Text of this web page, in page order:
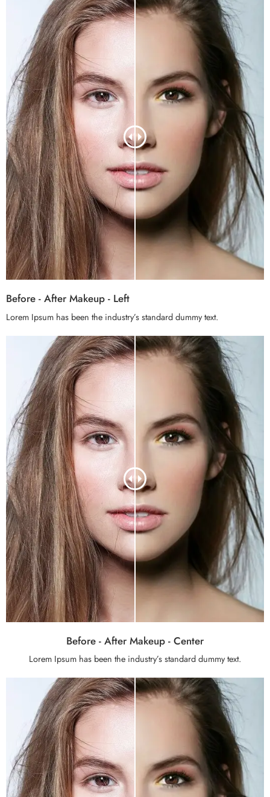
Before - After Makeup - Left
Lorem Ipsum has been the industry’s standard dummy text.
Before - After Makeup - Center
Lorem Ipsum has been the industry’s standard dummy text.